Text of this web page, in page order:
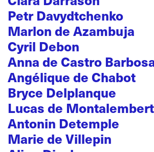
Petr Davydtchenko
Marlon de Azambuja
Cyril Debon
Anna de Castro
Angélique de Chabot
Bryce Delplanque
Lucas de Montalembert
Antonin Detemple
Marie de Villepin